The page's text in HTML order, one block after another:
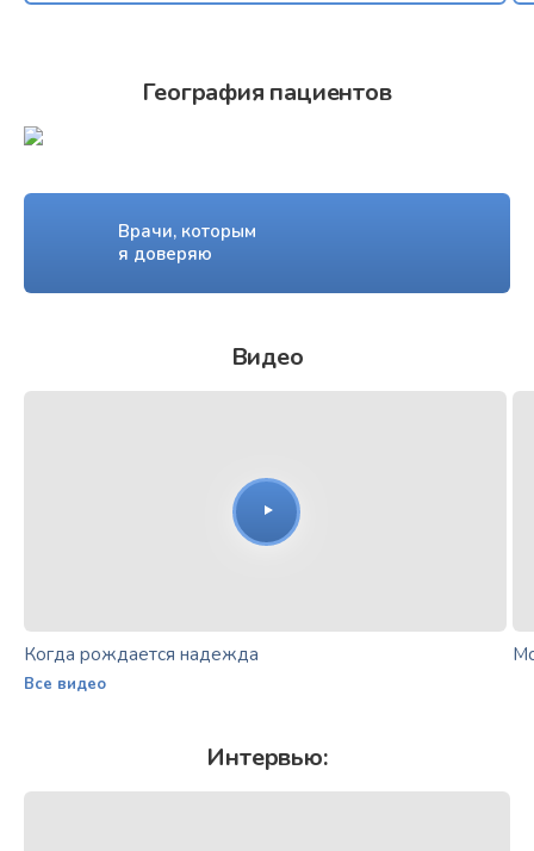
География пациентов
Врачи, которым
я доверяю
Видео
Когда рождается надежда
Все видео
Интервью: